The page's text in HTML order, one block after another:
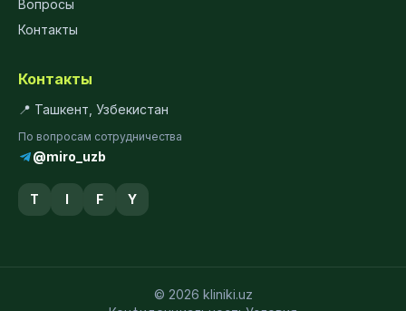
Вопросы
Контакты
Контакты
📍 Ташкент, Узбекистан
По вопросам сотрудничества
@miro_uzb
T I F Y
© 2026 kliniki.uz